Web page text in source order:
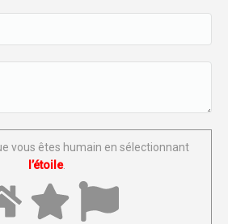
vous êtes humain en sélectionnant
l’étoile.